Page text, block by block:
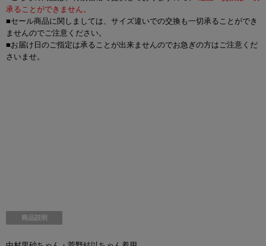
承ることができません。
■セール商品に関しましては、サイズ違いでの交換も一切承ることができ
ませんのでご注意ください。
■お届け日のご指定は承ることが出来ませんのでお急ぎの方はご注意くだ
さいませ。
商品説明